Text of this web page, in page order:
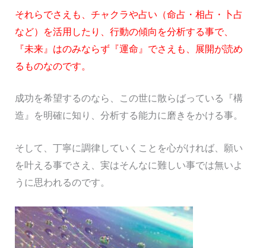
それらでさえも、チャクラや占い（命占・相占・卜占
など）を活用したり、行動の傾向を分析する事で、
『未来』はのみならず『運命』でさえも、展開が読め
るものなのです。
成功を希望するのなら、この世に散らばっている『構
造』を明確に知り、分析する能力に磨きをかける事。
そして、丁寧に調律していくことを心がければ、願い
を叶える事でさえ、実はそんなに難しい事では無いよ
うに思われるのです。